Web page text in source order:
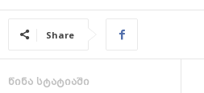
Share
წინა სტატიაში